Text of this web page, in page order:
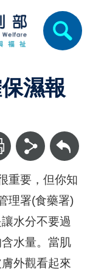
濕報
回上一頁
重要，但你知
理署(食藥署)
水分不要過
水量。當肌
外觀看起來